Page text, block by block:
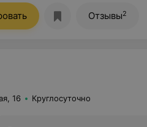
Отзывы2
16 Круглосуточно